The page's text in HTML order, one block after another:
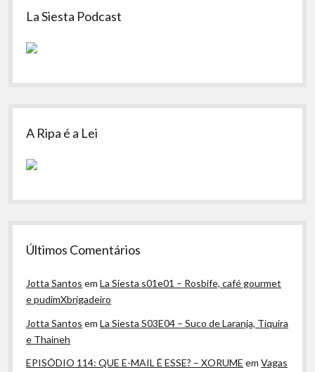
La Siesta Podcast
A Ripa é a Lei
Últimos Comentários
Jotta Santos emLa Siesta s01e01 – Rosbife, café gourmet
e pudimXbrigadeiro
Jotta Santos emLa Siesta S03E04 – Suco de Laranja, Tiquira
e Thaineh
EPISÓDIO 114: QUE E-MAIL É ESSE? – XORUME emVagas